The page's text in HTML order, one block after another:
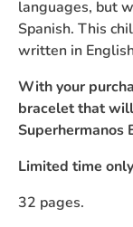
languages, but
Spanish. This
written in
With your
bracelet that
Superhermanos
Limited time
32 pages.